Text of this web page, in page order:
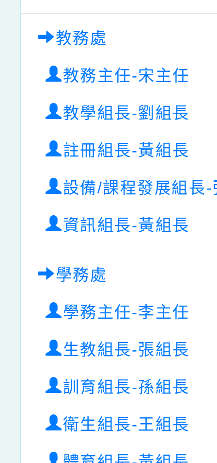
教務處
教務主任-宋主任
教學組長-劉組長
註冊組長-黃組長
設備/課程發展組長-
資訊組長-黃組長
學務處
學務主任-李主任
生教組長-張組長
訓育組長-孫組長
衛生組長-王組長